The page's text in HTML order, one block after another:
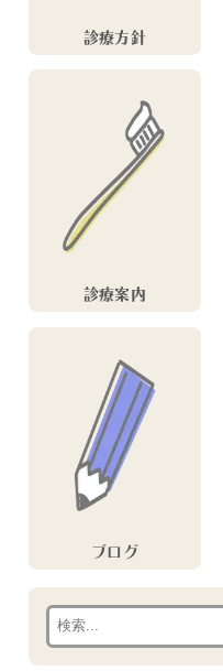
診療方針
診療案内
ブログ